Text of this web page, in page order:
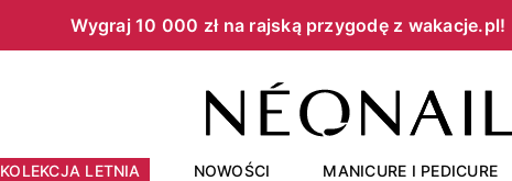
Wygraj 10 000 zł na rajską przygodę z wakacje.pl!​
KOLEKCJA LETNIA NOWOŚCI MANICURE I PEDICURE